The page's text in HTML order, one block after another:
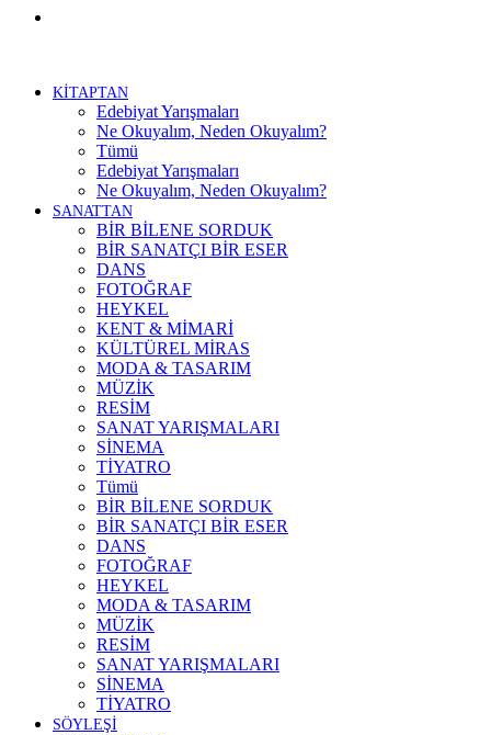
KİTAPTAN
Edebiyat Yarışmaları
Ne Okuyalım, Neden Okuyalım?
Tümü
Edebiyat Yarışmaları
Ne Okuyalım, Neden Okuyalım?
SANATTAN
BİR BİLENE SORDUK
BİR SANATÇI BİR ESER
DANS
FOTOĞRAF
HEYKEL
KENT & MİMARİ
KÜLTÜREL MİRAS
MODA & TASARIM
MÜZİK
RESİM
SANAT YARIŞMALARI
SİNEMA
TİYATRO
Tümü
BİR BİLENE SORDUK
BİR SANATÇI BİR ESER
DANS
FOTOĞRAF
HEYKEL
MODA & TASARIM
MÜZİK
RESİM
SANAT YARIŞMALARI
SİNEMA
TİYATRO
SÖYLEŞİ